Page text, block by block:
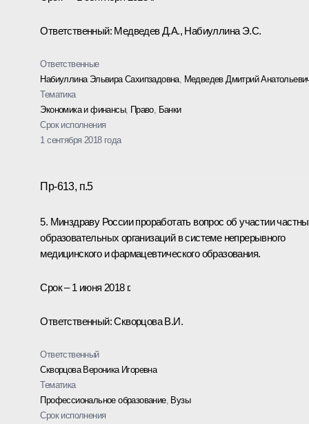
Ответственный: Медведев Д.А., Набиуллина Э.С.
Ответственные
Набиуллина Эльвира Сахипзадовна, Медведев Дмитрий
Тематика
Экономика и финансы, Право, Банки
Срок исполнения
1 сентября 2018 года
Пр-613, п.5
5. Минздраву России проработать вопрос об участии
образовательных организаций в системе непрерывного
медицинского и фармацевтического образования.
Срок – 1 июня 2018 г.
Ответственный: Скворцова В.И.
Ответственный
Скворцова Вероника Игоревна
Тематика
Профессиональное образование, Вузы
Срок исполнения